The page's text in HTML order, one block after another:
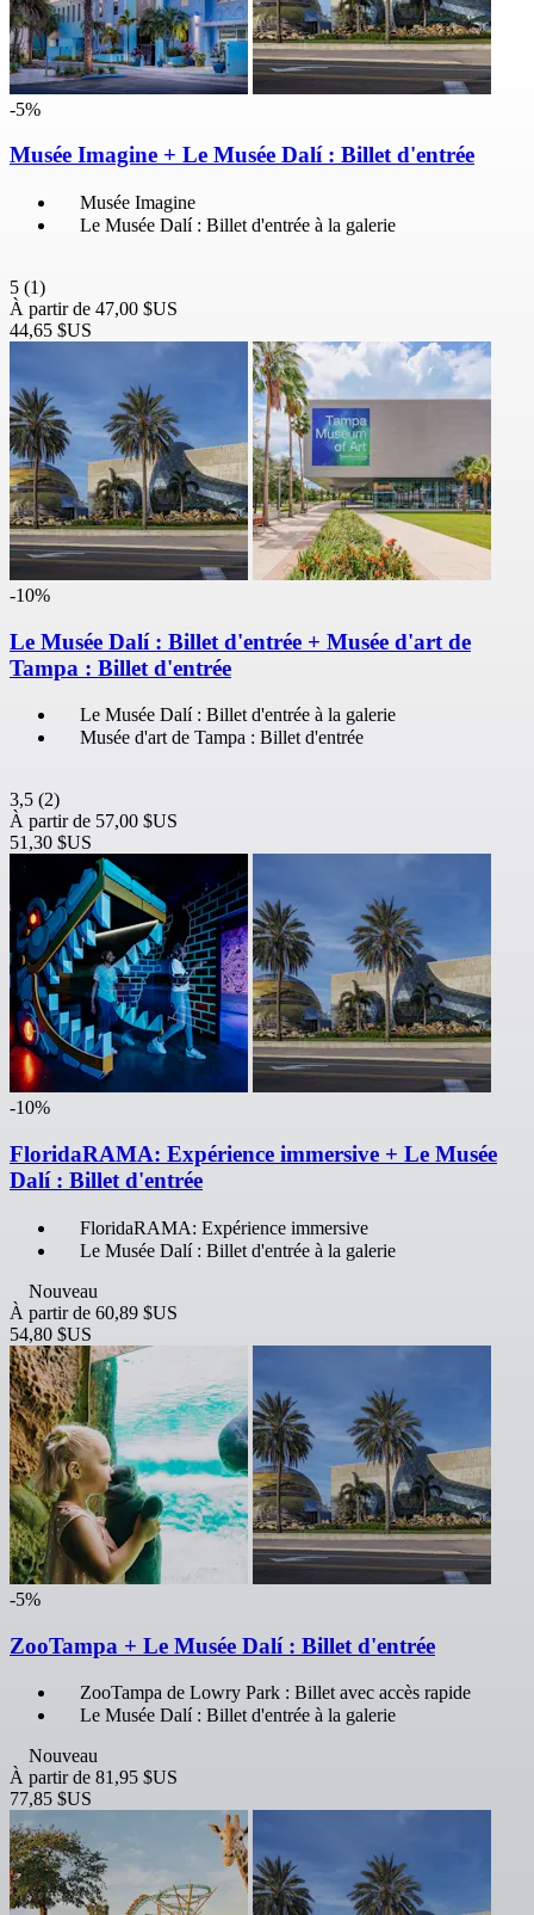
-5%
Musée Imagine + Le Musée Dalí : Billet d'entrée
Musée Imagine
Le Musée Dalí : Billet d'entrée à la galerie
5 (1)
À partir de 47,00 $US
44,65 $US
-10%
Le Musée Dalí : Billet d'entrée + Musée d'art de
Tampa : Billet d'entrée
Le Musée Dalí : Billet d'entrée à la galerie
Musée d'art de Tampa : Billet d'entrée
3,5 (2)
À partir de 57,00 $US
51,30 $US
-10%
FloridaRAMA: Expérience immersive + Le Musée
Dalí : Billet d'entrée
FloridaRAMA: Expérience immersive
Le Musée Dalí : Billet d'entrée à la galerie
Nouveau
À partir de 60,89 $US
54,80 $US
-5%
ZooTampa + Le Musée Dalí : Billet d'entrée
ZooTampa de Lowry Park : Billet avec accès rapide
Le Musée Dalí : Billet d'entrée à la galerie
Nouveau
À partir de 81,95 $US
77,85 $US